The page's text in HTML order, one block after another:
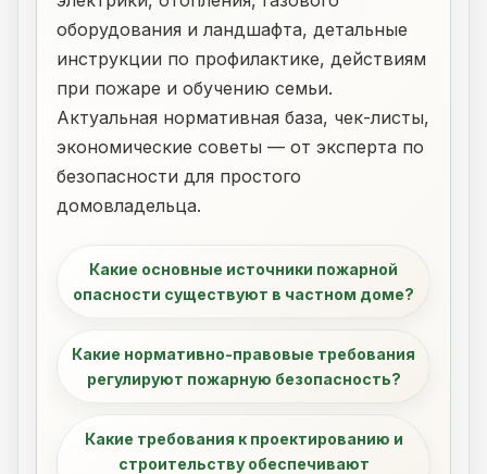
оборудования и ландшафта, детальные
инструкции по профилактике, действиям
при пожаре и обучению семьи.
Актуальная нормативная база, чек-листы,
экономические советы — от эксперта по
безопасности для простого
домовладельца.
Какие основные источники пожарной
опасности существуют в частном доме?
Какие нормативно-правовые требования
регулируют пожарную безопасность?
Какие требования к проектированию и
строительству обеспечивают